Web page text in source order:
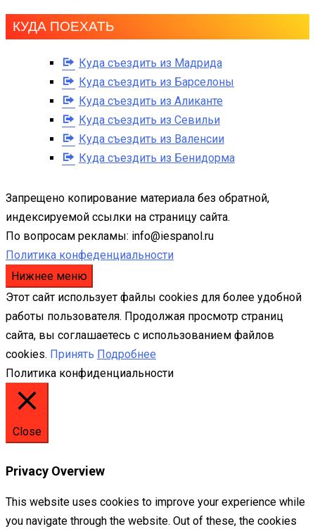
КУДА ПОЕХАТЬ
Куда съездить из Мадрида
Куда съездить из Барселоны
Куда съездить из Аликанте
Куда съездить из Севильи
Куда съездить из Валенсии
Куда съездить из Бенидорма
Запрещено копирование материала без обратной,
индексируемой ссылки на страницу сайта.
По вопросам рекламы: info@iespanol.ru
Политика конфеденциальности
Нижнее меню
Этот сайт использует файлы cookies для более удобной
работы пользователя. Продолжая просмотр страниц
сайта, вы соглашаетесь с использованием файлов
cookies. Принять Подробнее
Политика конфиденциальности
Close
Privacy Overview
This website uses cookies to improve your experience while
you navigate through the website. Out of these, the cookies